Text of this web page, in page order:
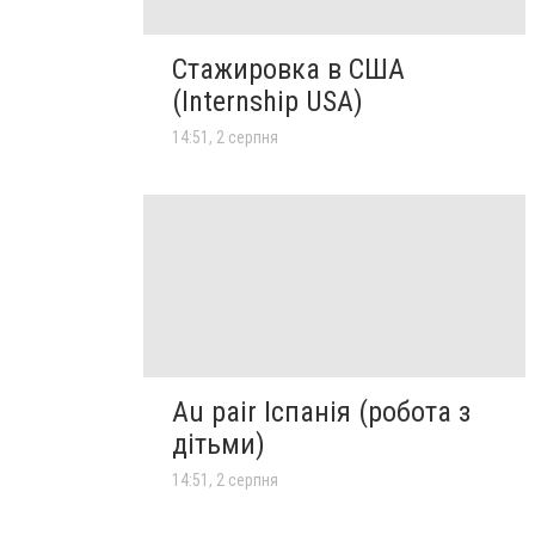
Стажировка в США
(Internship USA)
14:51, 2 серпня
Au pair Іспанія (робота з
дітьми)
14:51, 2 серпня